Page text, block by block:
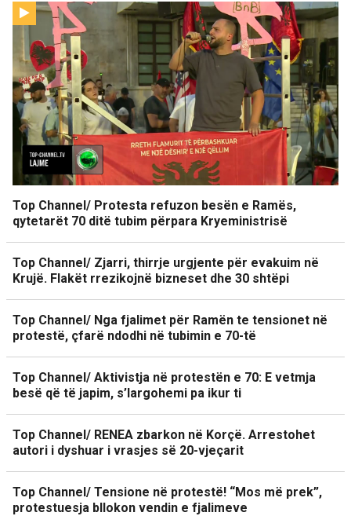
Top Channel/ Protesta refuzon besën e Ramës,
qytetarët 70 ditë tubim përpara Kryeministrisë
Top Channel/ Zjarri, thirrje urgjente për evakuim në
Krujë. Flakët rrezikojnë bizneset dhe 30 shtëpi
Top Channel/ Nga fjalimet për Ramën te tensionet në
protestë, çfarë ndodhi në tubimin e 70-të
Top Channel/ Aktivistja në protestën e 70: E vetmja
besë që të japim, s’largohemi pa ikur ti
Top Channel/ RENEA zbarkon në Korçë. Arrestohet
autori i dyshuar i vrasjes së 20-vjeçarit
Top Channel/ Tensione në protestë! “Mos më prek”,
protestuesja bllokon vendin e fjalimeve